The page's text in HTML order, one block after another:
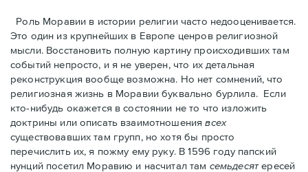
Роль Моравии в истории религии часто недооценивается.
Это один из крупнейших в Европе ценров религиозной
мысли. Восстановить полную картину происходивших там
событий непросто, и я не уверен, что их детальная
реконструкция вообще возможна. Но нет сомнений, что
религиозная жизнь в Моравии буквально бурлила. Eсли
кто-нибудь окажется в состоянии не то что изложить
доктрины или описать взаимотношения всех
существовавших там групп, но хотя бы просто
перечислить их, я пожму ему руку. В 1596 году папский
нунций посетил Моравию и насчитал там семьдесятересей